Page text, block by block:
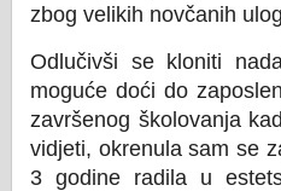
zbog velikih novčanih
Odlučivši se kloniti
moguće doći do
završenog školovanja
vidjeti, okrenula sam se
3 godine radila u